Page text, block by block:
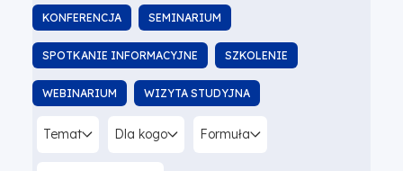
Typ
KONFERENCJA SEMINARIUM
SPOTKANIE INFORMACYJNE SZKOLENIE
WEBINARIUM WIZYTA STUDYJNA
Temat Dla kogo Formuła